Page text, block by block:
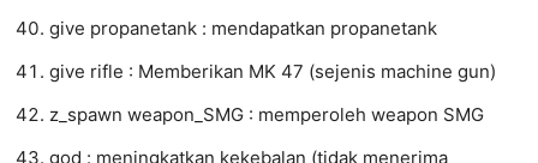
give propanetank : mendapatkan propanetank
give rifle : Memberikan MK 47 (sejenis machine gun)
z_spawn weapon_SMG : memperoleh weapon SMG
god : meningkatkan kekebalan (tidak menerima